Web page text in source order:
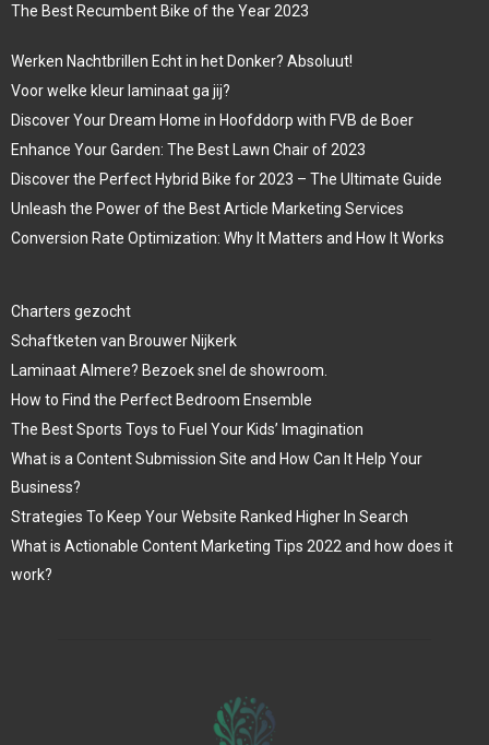
The Best Recumbent Bike of the Year 2023
Werken Nachtbrillen Echt in het Donker? Absoluut!
Voor welke kleur laminaat ga jij?
Discover Your Dream Home in Hoofddorp with FVB de Boer
Enhance Your Garden: The Best Lawn Chair of 2023
Discover the Perfect Hybrid Bike for 2023 – The Ultimate Guide
Unleash the Power of the Best Article Marketing Services
Conversion Rate Optimization: Why It Matters and How It Works
Charters gezocht
Schaftketen van Brouwer Nijkerk
Laminaat Almere? Bezoek snel de showroom.
How to Find the Perfect Bedroom Ensemble
The Best Sports Toys to Fuel Your Kids’ Imagination
What is a Content Submission Site and How Can It Help Your
Business?
Strategies To Keep Your Website Ranked Higher In Search
What is Actionable Content Marketing Tips 2022 and how does it
work?